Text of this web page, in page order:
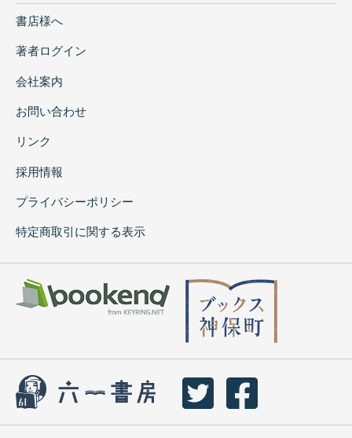
書店様へ
著者ログイン
会社案内
お問い合わせ
リンク
採用情報
プライバシーポリシー
特定商取引に関する表示